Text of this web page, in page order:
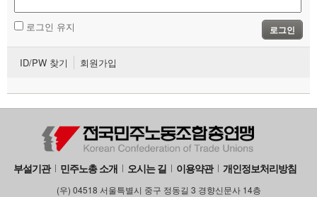
로그인 유지 로그인
ID/PW 찾기 회원가입
부설기관 민주노총 소개 오시는 길 이용약관 개인정보처리방침
(우) 04518 서울특별시 중구 정동길 3 경향신문사 14층
- 전국 노동상담소 안내
자료
부설기관